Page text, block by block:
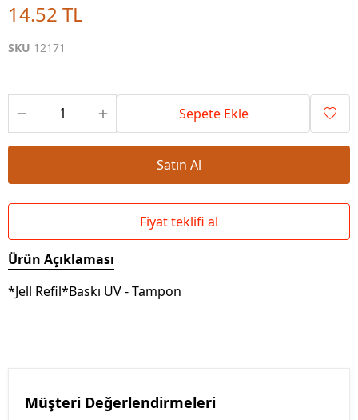
14.52 TL
SKU 12171
Sepete Ekle
Satın Al
Fiyat teklifi al
Ürün Açıklaması
*Jell Refil*Baskı UV - Tampon
Müşteri Değerlendirmeleri